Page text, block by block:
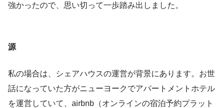
強かったので、思い切って一歩踏み出しました。
源
私の場合は、シェアハウスの運営が背景にあります。お世
話になっていた方がニューヨークでアパートメントホテル
を運営していて、airbnb（オンラインの宿泊予約プラット